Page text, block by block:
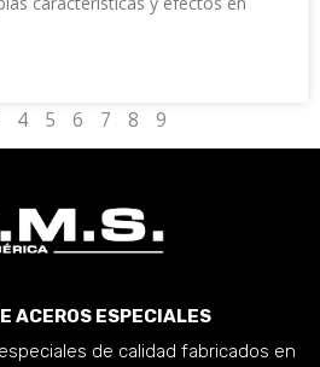
4 5 6 7 8 9
ACEROS ESPECIALES
de calidad fabricados en